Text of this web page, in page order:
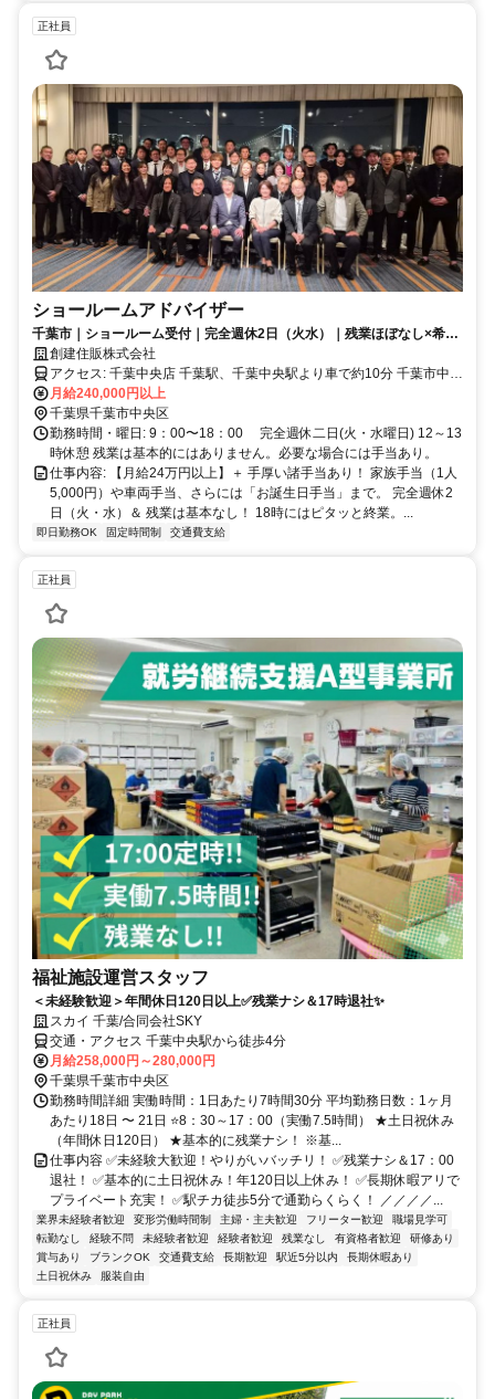
正社員
ショールームアドバイザー
千葉市｜ショールーム受付｜完全週休2日（火水）｜残業ほぼなし×希望
者は未経験からCADも学べる！
創建住販株式会社
アクセス: 千葉中央店 千葉駅、千葉中央駅より車で約10分 千葉市中央
区都町2-26-10 交通アクセス千葉駅・千葉中央駅より車で約10分
月給240,000円以上
千葉県千葉市中央区
勤務時間・曜日: 9：00〜18：00 完全週休二日(火・水曜日) 12～13
時休憩 残業は基本的にはありません。必要な場合には手当あり。
仕事内容: 【月給24万円以上】＋ 手厚い諸手当あり！ 家族手当（1人
5,000円）や車両手当、さらには「お誕生日手当」まで。 完全週休2
日（火・水）＆ 残業は基本なし！ 18時にはピタッと終業。...
即日勤務OK 固定時間制 交通費支給
正社員
福祉施設運営スタッフ
＜未経験歓迎＞年間休日120日以上✅残業ナシ＆17時退社✨
スカイ 千葉/合同会社SKY
交通・アクセス 千葉中央駅から徒歩4分
月給258,000円～280,000円
千葉県千葉市中央区
勤務時間詳細 実働時間：1日あたり7時間30分 平均勤務日数：1ヶ月
あたり18日 〜 21日 ⭐8：30～17：00（実働7.5時間） ★土日祝休み
（年間休日120日） ★基本的に残業ナシ！ ※基...
仕事内容 ✅未経験大歓迎！やりがいバッチリ！ ✅残業ナシ＆17：00
退社！ ✅基本的に土日祝休み！年120日以上休み！ ✅長期休暇アリで
プライベート充実！ ✅駅チカ徒歩5分で通勤らくらく！ ／／／／...
業界未経験者歓迎 変形労働時間制 主婦・主夫歓迎 フリーター歓迎
職場見学可
転勤なし
経験不問 未経験者歓迎 経験者歓迎 残業なし 有資格者歓迎
研修あり
賞与あり
ブランクOK 交通費支給 長期歓迎 駅近5分以内
長期休暇あり
土日祝休み
服装自由
正社員